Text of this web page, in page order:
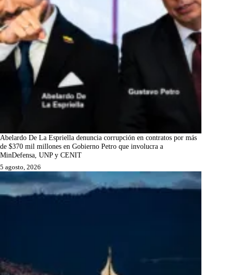
Abelardo De La Espriella denuncia corrupción en contratos por más
de $370 mil millones en Gobierno Petro que involucra a
MinDefensa, UNP y CENIT
5 agosto, 2026